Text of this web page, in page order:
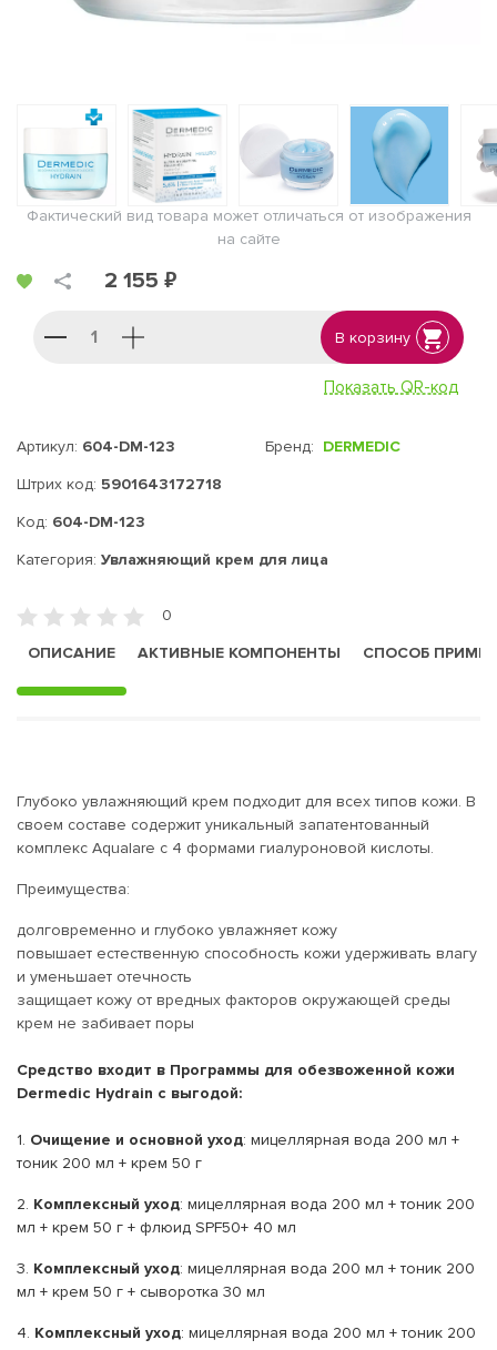
Фактический вид товара может отличаться от изображения
на сайте
2 155 ₽
В корзину
Показать QR-код
Артикул: 604-DM-123
Штрих код: 5901643172718
Код: 604-DM-123
Бренд: DERMEDIC
Категория: Увлажняющий крем для лица
0
ОПИСАНИЕ
АКТИВНЫЕ КОМПОНЕНТЫ СПОСОБ
Глубоко увлажняющий крем подходит для всех типов кожи. В
своем составе содержит уникальный запатентованный
комплекс Aqualare с 4 формами гиалуроновой кислоты.
Преимущества:
долговременно и глубоко увлажняет кожу
повышает естественную способность кожи удерживать влагу
и уменьшает отечность
защищает кожу от вредных факторов окружающей среды
крем не забивает поры
Средство входит в Программы для обезвоженной кожи
Dermedic Hydrain с выгодой:
1. Очищение и основной уход: мицеллярная вода 200 мл +
тоник 200 мл + крем 50 г
2. Комплексный уход: мицеллярная вода 200 мл + тоник 200
мл + крем 50 г + флюид SPF50+ 40 мл
3. Комплексный уход: мицеллярная вода 200 мл + тоник 200
мл + крем 50 г + сыворотка 30 мл
4. Комплексный уход: мицеллярная вода 200 мл + тоник 200